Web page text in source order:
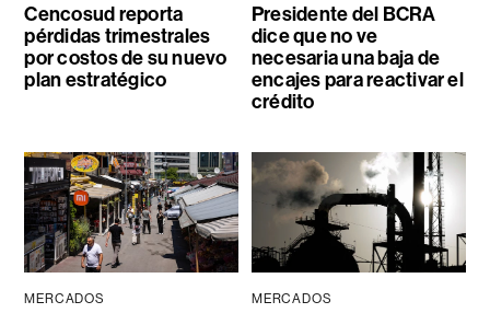
Cencosud reporta
pérdidas trimestrales
por costos de su nuevo
plan estratégico
Presidente del BCRA
dice que no ve
necesaria una baja de
encajes para reactivar el
crédito
MERCADOS MERCADOS